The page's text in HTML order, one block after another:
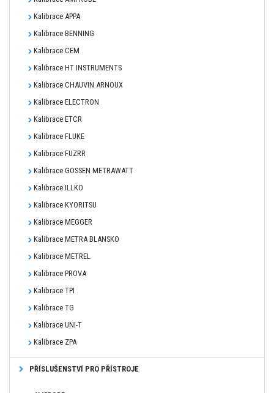
Kalibrace APPA
Kalibrace BENNING
Kalibrace CEM
Kalibrace HT INSTRUMENTS
Kalibrace CHAUVIN ARNOUX
Kalibrace ELECTRON
Kalibrace ETCR
Kalibrace FLUKE
Kalibrace FUZRR
Kalibrace GOSSEN METRAWATT
Kalibrace ILLKO
Kalibrace KYORITSU
Kalibrace MEGGER
Kalibrace METRA BLANSKO
Kalibrace METREL
Kalibrace PROVA
Kalibrace TPI
Kalibrace TG
Kalibrace UNI-T
Kalibrace ZPA
PŘÍSLUŠENSTVÍ PRO PŘÍSTROJE